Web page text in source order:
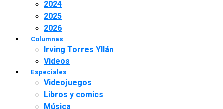
2024
2025
2026
Columnas
Irving Torres Yllán
Videos
Especiales
Videojuegos
Libros y comics
Música